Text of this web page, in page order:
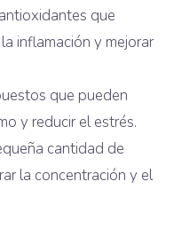
que
inflamación y mejorar
que pueden
y reducir el estrés.
cantidad de
la concentración y el